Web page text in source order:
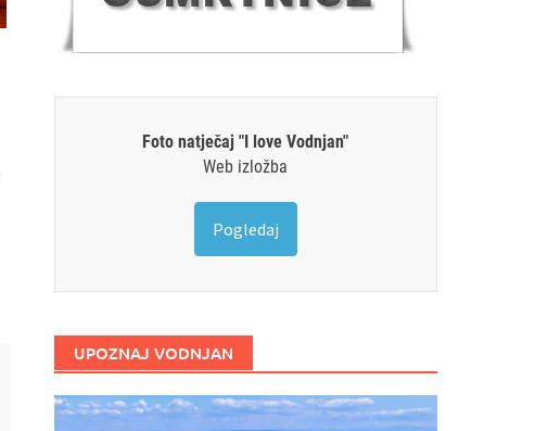
Foto natječaj "I love Vodnjan"
Web izložba
Pogledaj
UPOZNAJ VODNJAN